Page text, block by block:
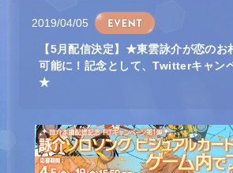
2019/04/05
【5月配信決定】★東雲詠介が恋のお
可能に！記念として、Twitterキャン
★